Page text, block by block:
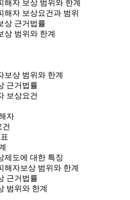
해자 보상 범위와 한계
해자 보상요건과 범위
상 근거법률
상 범위와 한계
보상 범위와 한계
근거법률
보상요건
자
제도에 대한 특징
해자보상 범위와 한계
근거법률
범위와 한계